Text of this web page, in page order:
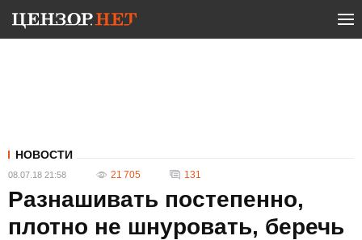
НОВОСТИ
08.07.18 21:58 21 705 131
Разнашивать постепенно,
плотно не шнуровать, беречь